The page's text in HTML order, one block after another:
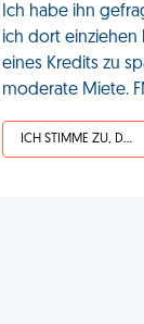
Ich habe ihn
ich dort einziehen
eines Kredits zu
moderate Miete.
ICH STIMME ZU, DEIN LEBEN IST SCHEISSE